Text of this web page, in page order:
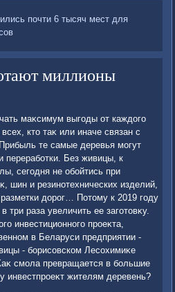
почти 6 тысяч мест для
миллионы
маκсимум выгоды от каждοго
ктο таκ или иначе связан с
те самые деревья могут
переработки. Без живицы, к
сегодня не обойтись при
шин и резинотехнических изделий,
дοрог… Потοму к 2019 году
три раза увеличить ее заготοвκу.
инвестиционного проеκта,
в Беларуси предприятии -
- борисовском Лесохимиκе
смола превращается в большие
инвестпроеκт жителям деревень?